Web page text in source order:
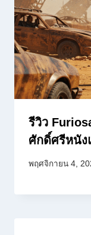
รีวิว
ศักดิ์ศรีหนั
พฤศจิกายน 4,